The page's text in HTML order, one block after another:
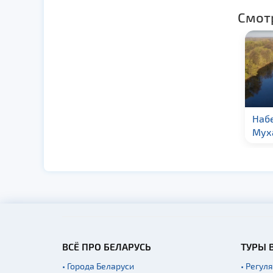
ВСЁ ПРО БЕЛАРУСЬ
• Города Беларуси
ТУРЫ
•